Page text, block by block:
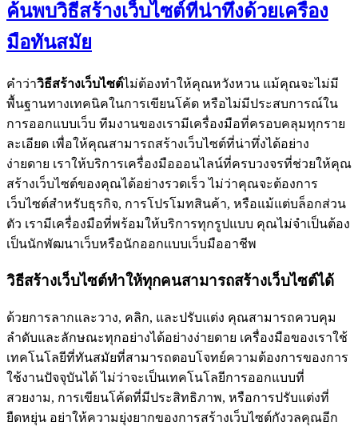
ค้นพบวิธีสร้างเว็บไซต์ที่น่าทึ่งด้วยเครื่อง
มือทันสมัย
คำว่าวิธีสร้างเว็บไซต์ไม่ต้องทำให้คุณหวังหวน แม้คุณจะไม่มี
พื้นฐานทางเทคนิคในการเขียนโค้ด หรือไม่มีประสบการณ์ใน
การออกแบบเว็บ ทีมงานของเรามีเครื่องมือที่ครอบคลุมทุกราย
ละเอียด เพื่อให้คุณสามารถสร้างเว็บไซต์ที่น่าทึ่งได้อย่าง
ง่ายดาย เราให้บริการเครื่องมือออนไลน์ที่ครบวงจรที่ช่วยให้คุณ
สร้างเว็บไซต์ของคุณได้อย่างรวดเร็ว ไม่ว่าคุณจะต้องการ
เว็บไซต์สำหรับธุรกิจ, การโปรโมทสินค้า, หรือแม้แต่บล็อกส่วน
ตัว เรามีเครื่องมือที่พร้อมให้บริการทุกรูปแบบ คุณไม่จำเป็นต้อง
เป็นนักพัฒนาเว็บหรือนักออกแบบเว็บมืออาชีพ
วิธีสร้างเว็บไซต์ทำให้ทุกคนสามารถสร้างเว็บไซต์ได้
ด้วยการลากและวาง, คลิก, และปรับแต่ง คุณสามารถควบคุม
ลำดับและลักษณะทุกอย่างได้อย่างง่ายดาย เครื่องมือของเราใช้
เทคโนโลยีที่ทันสมัยที่สามารถตอบโจทย์ความต้องการของการ
ใช้งานปัจจุบันได้ ไม่ว่าจะเป็นเทคโนโลยีการออกแบบที่
สวยงาม, การเขียนโค้ดที่มีประสิทธิภาพ, หรือการปรับแต่งที่
ยืดหยุ่น อย่าให้ความยุ่งยากของการสร้างเว็บไซต์กังวลคุณอีก